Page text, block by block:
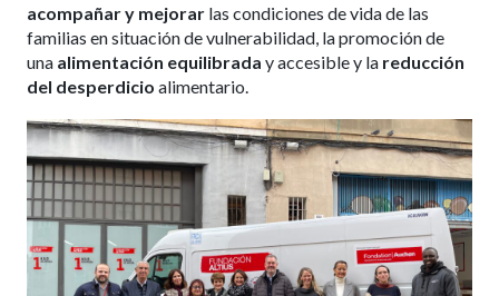
acompañar y mejorar las condiciones de vida de las
familias en situación de vulnerabilidad, la promoción de
una alimentación equilibrada y accesible y la reducción
del desperdicio alimentario.